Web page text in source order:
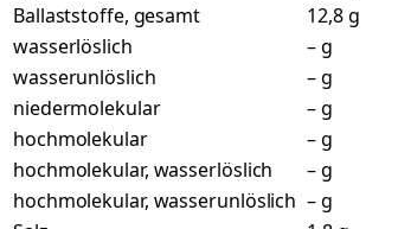
Ballaststoffe, gesamt
12,8 g
wasserlöslich
– g
wasserunlöslich
– g
niedermolekular
– g
hochmolekular
– g
hochmolekular, wasserlöslich
– g
hochmolekular, wasserunlöslich – g